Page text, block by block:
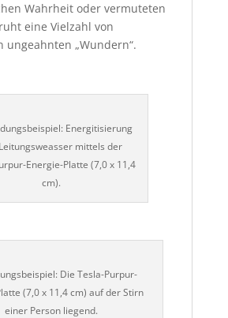
Wahrheit oder vermuteten
eine Vielzahl von
ungeahnten „Wundern“.
Energitisierung
mittels der
Energie-Platte (7,0 x 11,4
cm).
Die Tesla-Purpur-
(7,0 x 11,4 cm) auf der Stirn
einer Person liegend.